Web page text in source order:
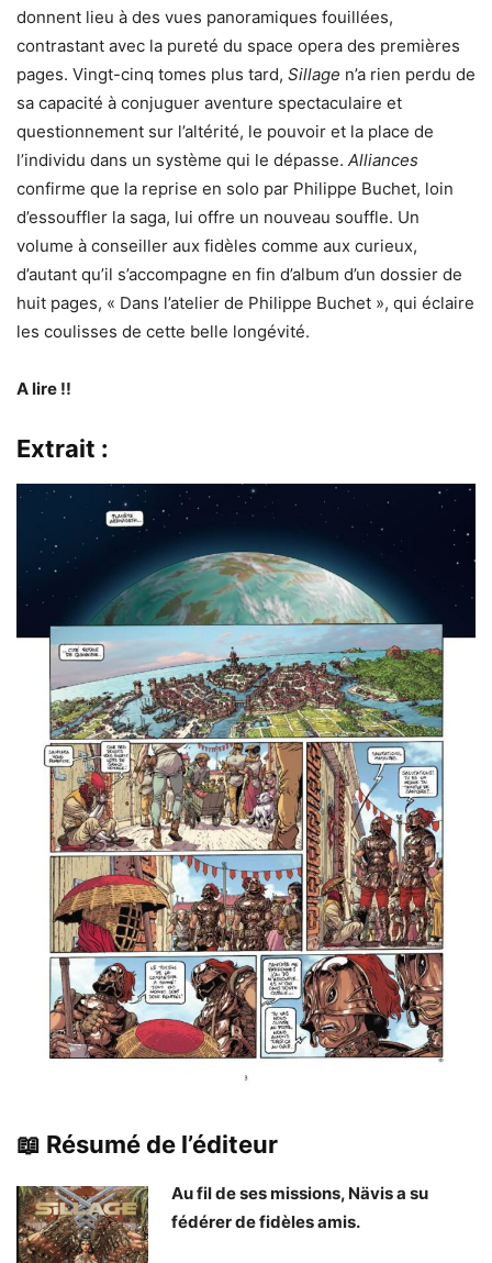
donnent lieu à des vues panoramiques fouillées,
contrastant avec la pureté du space opera des premières
pages. Vingt-cinq tomes plus tard, Sillage n’a rien perdu de
sa capacité à conjuguer aventure spectaculaire et
questionnement sur l’altérité, le pouvoir et la place de
l’individu dans un système qui le dépasse. Alliances
confirme que la reprise en solo par Philippe Buchet, loin
d’essouffler la saga, lui offre un nouveau souffle. Un
volume à conseiller aux fidèles comme aux curieux,
d’autant qu’il s’accompagne en fin d’album d’un dossier de
huit pages, « Dans l’atelier de Philippe Buchet », qui éclaire
les coulisses de cette belle longévité.
A lire !!
Extrait :
📖 Résumé de l’éditeur
Au fil de ses missions, Nävis a su
fédérer de fidèles amis.